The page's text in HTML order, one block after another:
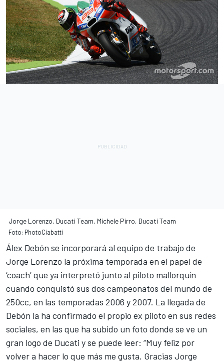
Jorge Lorenzo, Ducati Team, Michele Pirro, Ducati Team
Foto: PhotoCiabatti
Álex Debón se incorporará al equipo de trabajo de
Jorge Lorenzo la próxima temporada en el papel de
‘coach’ que ya interpretó junto al piloto mallorquín
cuando conquistó sus dos campeonatos del mundo de
250cc, en las temporadas 2006 y 2007. La llegada de
Debón la ha confirmado el propio ex piloto en sus redes
sociales, en las que ha subido un foto donde se ve un
gran logo de Ducati y se puede leer: “Muy feliz por
volver a hacer lo que más me gusta. Gracias Jorge